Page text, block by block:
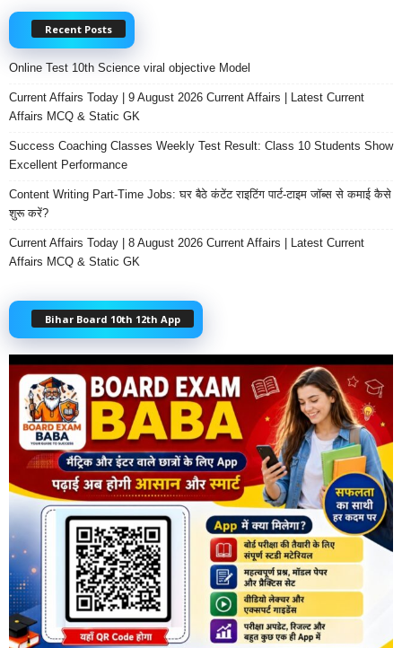
Recent Posts
Online Test 10th Science viral objective Model
Current Affairs Today | 9 August 2026 Current Affairs | Latest Current
Affairs MCQ & Static GK
Success Coaching Classes Weekly Test Result: Class 10 Students Show
Excellent Performance
Content Writing Part-Time Jobs: घर बैठे कंटेंट राइटिंग पार्ट-टाइम जॉब्स से कमाई कैसे
शुरू करें?
Current Affairs Today | 8 August 2026 Current Affairs | Latest Current
Affairs MCQ & Static GK
Bihar Board 10th 12th App